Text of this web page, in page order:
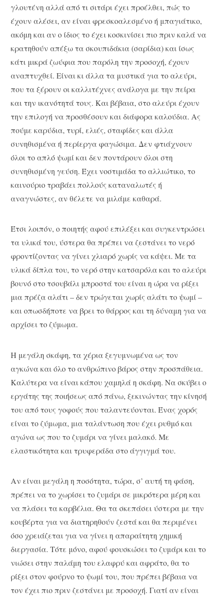
γλουτένη αλλά από τι σιτάρι έχει προέλθει, πώς το
έχουν αλέσει, αν είναι φρεσκοαλεσμένο ή μπαγιάτικο,
ακόμη και αν ο ίδιος το έχει κοσκινίσει πιο πριν καλά να
κρατηθούν απέξω τα σκουπιδάκια (σαρίδια) και ίσως
κάτι μικρά ζωύφια που παρόλη την προσοχή, έχουν
αναπτυχθεί. Είναι κι άλλα τα μυστικά για το αλεύρι,
που τα ξέρουν οι καλλιτέχνες ανάλογα με την πείρα
και την ικανότητά τους. Και βέβαια, στο αλεύρι έχουν
την επιλογή να προσθέσουν και διάφορα καλούδια. Ας
πούμε καρύδια, τυρί, ελιές, σταφίδες και άλλα
συνηθισμένα ή περίεργα φαγώσιμα. Δεν φτιάχνουν
όλοι το απλό ψωμί και δεν ποντάρουν όλοι στη
συνηθισμένη γεύση. Έχει νοστιμάδα το αλλιώτικο, το
καινούριο τραβάει πολλούς καταναλωτές ή
αναγνώστες, αν θέλετε να μιλάμε καθαρά.
Έτσι λοιπόν, ο ποιητής αφού επιλέξει και συγκεντρώσει
τα υλικά του, ύστερα θα πρέπει να ζεστάνει το νερό
φροντίζοντας να γίνει χλιαρό χωρίς να κάψει. Με τα
υλικά δίπλα του, το νερό στην κατσαρόλα και το αλεύρι
βουνό στο τσουβάλι μπροστά του είναι η ώρα να ρίξει
μια πρέζα αλάτι – δεν τρώγεται χωρίς αλάτι το ψωμί –
και οπωσδήποτε να βρει το θάρρος και τη δύναμη για να
αρχίσει το ζύμωμα.
Η μεγάλη σκάφη, τα χέρια ξεγυμνωμένα ως τον
αγκώνα και όλο το ανθρώπινο βάρος στην προσπάθεια.
Καλύτερα να είναι κάπου χαμηλά η σκάφη. Να σκύβει ο
εργάτης της ποιήσεως από πάνω, ξεκινώντας την κίνησή
του από τους γοφούς που ταλαντεύονται. Ένας χορός
είναι το ζύμωμα, μια ταλάντωση που έχει ρυθμό και
αγώνα ως που το ζυμάρι να γίνει μαλακό. Με
ελαστικότητα και τρυφεράδα στο άγγιγμά του.
Αν είναι μεγάλη η ποσότητα, τώρα, σ’ αυτή τη φάση,
πρέπει να το χωρίσει το ζυμάρι σε μικρότερα μέρη και
να πλάσει τα καρβέλια. Θα τα σκεπάσει ύστερα με την
κουβέρτα για να διατηρηθούν ζεστά και θα περιμένει
όσο χρειάζεται για να γίνει η απαραίτητη χημική
διεργασία. Τότε μόνο, αφού φουσκώσει το ζυμάρι και το
νιώσει στην παλάμη του ελαφρύ και αφράτο, θα το
ρίξει στον φούρνο το ψωμί του, που πρέπει βέβαια να
τον έχει πιο πριν ζεστάνει με προσοχή. Γιατί αν είναι